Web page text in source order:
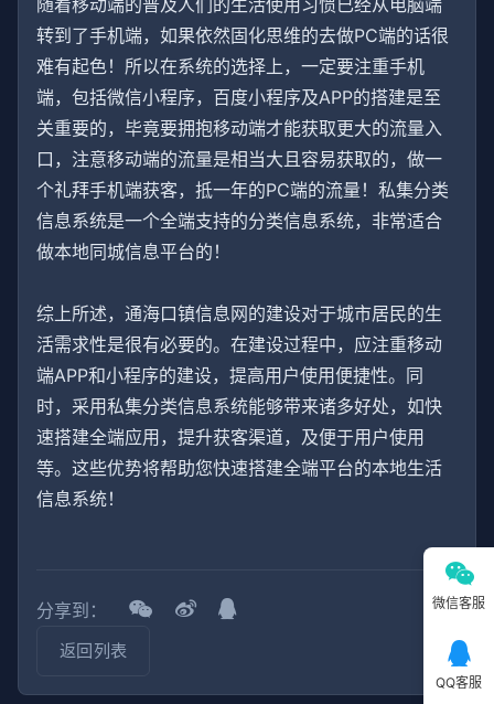
随着移动端的普及人们的生活使用习惯已经从电脑端
转到了手机端，如果依然固化思维的去做PC端的话很
难有起色！所以在系统的选择上，一定要注重手机
端，包括微信小程序，百度小程序及APP的搭建是至
关重要的，毕竟要拥抱移动端才能获取更大的流量入
口，注意移动端的流量是相当大且容易获取的，做一
个礼拜手机端获客，抵一年的PC端的流量！私集分类
信息系统是一个全端支持的分类信息系统，非常适合
做本地同城信息平台的！
综上所述，通海口镇信息网的建设对于城市居民的生
活需求性是很有必要的。在建设过程中，应注重移动
端APP和小程序的建设，提高用户使用便捷性。同
时，采用私集分类信息系统能够带来诸多好处，如快
速搭建全端应用，提升获客渠道，及便于用户使用
等。这些优势将帮助您快速搭建全端平台的本地生活
信息系统！
分享到：
返回列表
微信客服
QQ客服